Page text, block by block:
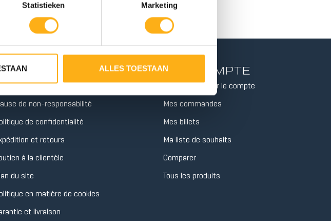
Statistieken Marketing
ALLES TOESTAAN
DE
TWIN
générales
de non-responsabilité
de confidentialité
et retours
à la clientèle
du site
en matière de cookies
et livraison
MON COMPTE
Informations sur le compte
Mes commandes
Mes billets
Ma liste de souhaits
Comparer
Tous les produits